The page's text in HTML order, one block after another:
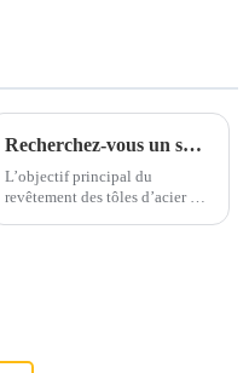
Recherchez-vous un substitut à l’acier inoxydable et à l’aluminium ?
L’objectif principal du
revêtement des tôles d’acier est